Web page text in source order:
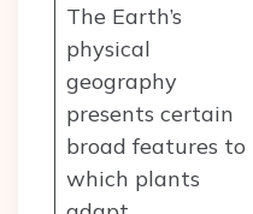
The Earth’s
physical
geography
presents certain
broad features to
which plants